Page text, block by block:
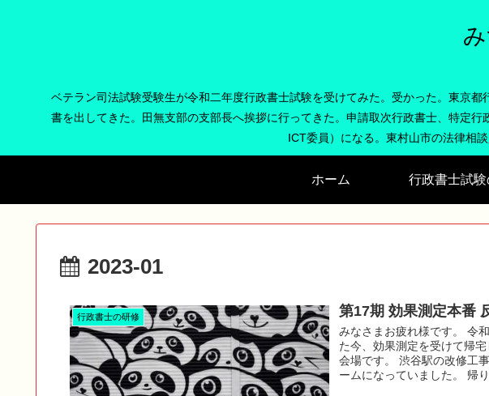
ベテラン司法試験受験生が令和二年度行政書士試験を受けてみた。受かった。東京
書を出してきた。田無支部の支部長へ挨拶に行ってきた。申請取次行政書士、特定
ICT委員）になる。東村山市の法律相
ホーム 行政書士試
2023-01
行政書士の研修 第17期 効果測定本番
みなさまお疲れ様です。 令
た今、効果測定を受けて帰
会場です。 渋谷駅の改修工
ームになっていました。 帰